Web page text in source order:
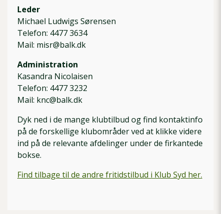
Leder
Michael Ludwigs Sørensen
Telefon: 4477 3634
Mail: misr@balk.dk
Administration
Kasandra Nicolaisen
Telefon: 4477 3232
Mail: knc@balk.dk
Dyk ned i de mange klubtilbud og find kontaktinfo
på de forskellige klubområder ved at klikke videre
ind på de relevante afdelinger under de firkantede
bokse.
Find tilbage til de andre fritidstilbud i Klub Syd her.